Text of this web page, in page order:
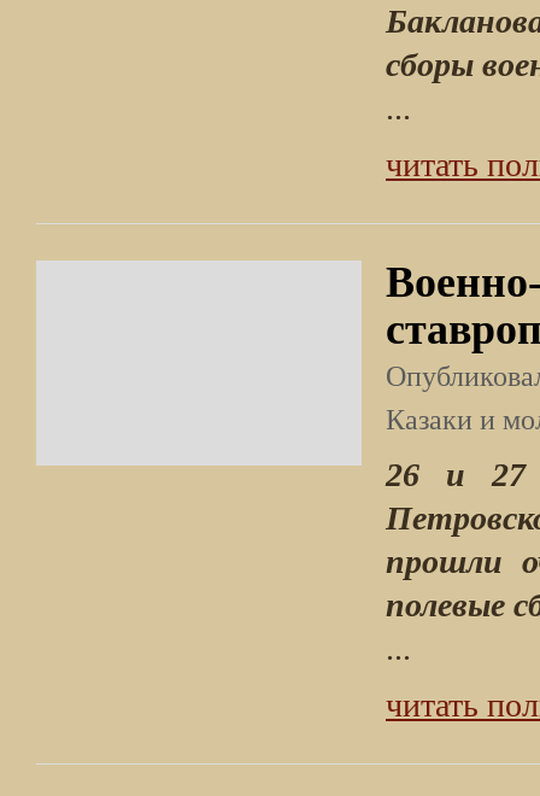
сборы
...
читать
Казаки и
26 и 27
прошли
полевые
...
читать